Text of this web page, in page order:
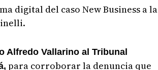
digital del caso New Business a la
Alfredo Vallarino al Tribunal
para corroborar la denuncia que